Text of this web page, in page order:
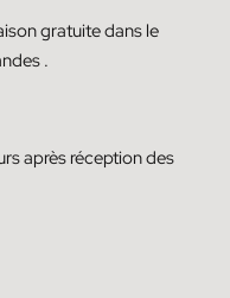
gratuite dans le
.
après réception des